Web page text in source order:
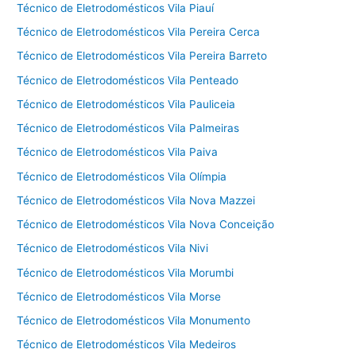
Técnico de Eletrodomésticos Vila Piauí
Técnico de Eletrodomésticos Vila Pereira Cerca
Técnico de Eletrodomésticos Vila Pereira Barreto
Técnico de Eletrodomésticos Vila Penteado
Técnico de Eletrodomésticos Vila Pauliceia
Técnico de Eletrodomésticos Vila Palmeiras
Técnico de Eletrodomésticos Vila Paiva
Técnico de Eletrodomésticos Vila Olímpia
Técnico de Eletrodomésticos Vila Nova Mazzei
Técnico de Eletrodomésticos Vila Nova Conceição
Técnico de Eletrodomésticos Vila Nivi
Técnico de Eletrodomésticos Vila Morumbi
Técnico de Eletrodomésticos Vila Morse
Técnico de Eletrodomésticos Vila Monumento
Técnico de Eletrodomésticos Vila Medeiros